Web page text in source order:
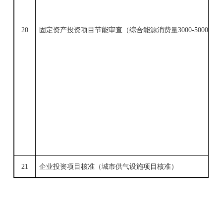
20 固定资产投资项目节能审查（综合能源消费量3000-5000吨
21 企业投资项目核准（城市供气设施项目核准）